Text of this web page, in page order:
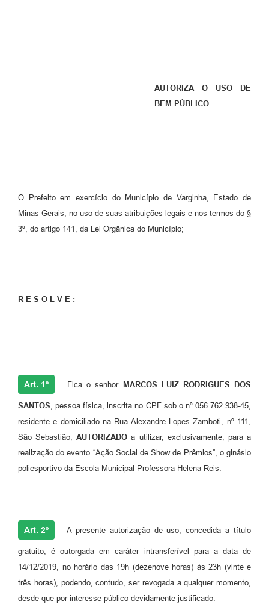
AUTORIZA O USO DE
BEM PÚBLICO
O Prefeito em exercício do Município de Varginha, Estado de
Minas Gerais, no uso de suas atribuições legais e nos termos do §
3º, do artigo 141, da Lei Orgânica do Município;
R E S O L V E :
Art. 1º Fica o senhorMARCOS LUIZ RODRIGUES DOS
SANTOS, pessoa física, inscrita no CPF sob o nº 056.762.938-45,
residente e domiciliado na Rua Alexandre Lopes Zamboti, nº 111,
São Sebastião,AUTORIZADO a utilizar, exclusivamente, para a
realização do evento “Ação Social de Show de Prêmios”, o ginásio
poliesportivo da Escola Municipal Professora Helena Reis.
Art. 2º A presente autorização de uso, concedida a título
gratuito, é outorgada em caráter intransferível para a data de
14/12/2019, no horário das 19h (dezenove horas) às 23h (vinte e
três horas), podendo, contudo, ser revogada a qualquer momento,
desde que por interesse público devidamente justificado.